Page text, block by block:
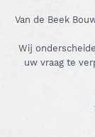
Van de Beek
Wij
uw vraag te